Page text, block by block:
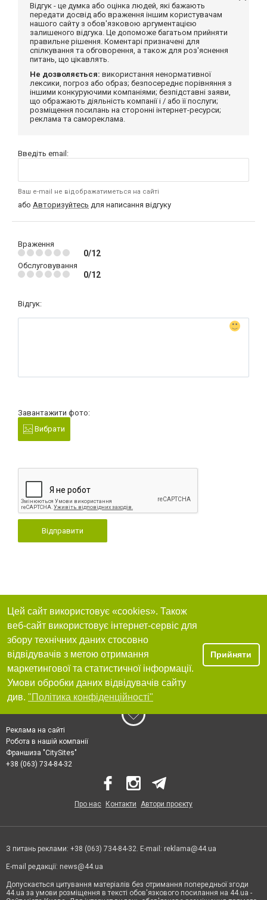
Відгук - це думка або оцінка людей, які бажають
передати досвід або враження іншим користувачам
нашого сайту з обов'язковою аргументацією
залишеного відгука. Це допоможе багатьом прийняти
правильне рішення. Коментарі призначені для
спілкування та обговорення, а також для роз'яснення
питань, що цікавлять.
Не дозволяється: використання ненормативної
лексики, погроз або образ; безпосереднє порівняння з
іншими конкуруючими компаніями; безпідставні заяви,
що ображають діяльність компанії і / або її послуги;
розміщення посилань на сторонні інтернет-ресурси;
реклама та самореклама.
Введіть email:
Ваш e-mail не відображатиметься на сайті
або Авторизуйтесь для написання відгуку
Враження
0/12
Обслуговування
0/12
Відгук:
Завантажити фото:
Вибрати
Відправити
Цей сайт використовує «cookies». Також
веб-сайт використовує інтернет-сервіс для
збору технічних даних стосовно
відвідувачів з метою отримання
маркетингової та статистичної інформації.
Умови обробки даних відвідувачів сайту
див. "Політика конфіденційності"
Прийняти
Реклама на сайті
Робота в нашій компанії
Франшиза "CitySites"
+38 (063) 734-84-32
Про нас Контакти Автори проєкту
З питань реклами: +38 (063) 734-84-32. E-mail: reklama@44.ua
E-mail редакції: news@44.ua
Допускається цитування матеріалів без отримання попередньої згоди
44.ua за умови розміщення в тексті обов'язкового посилання на 44.ua -